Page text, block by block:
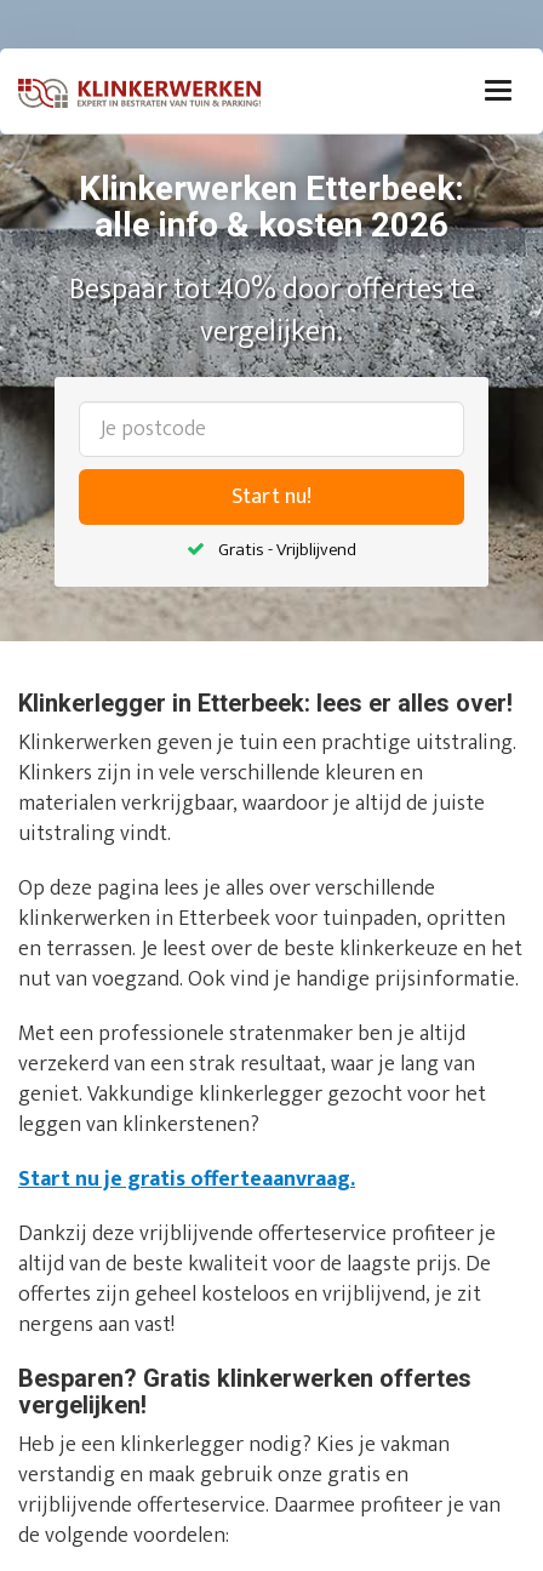
Klinkerwerken Etterbeek:
alle info & kosten 2026
Bespaar tot 40% door offertes te
vergelijken.
Start nu!
Gratis - Vrijblijvend
Klinkerlegger in Etterbeek: lees er alles over!
Klinkerwerken geven je tuin een prachtige uitstraling.
Klinkers zijn in vele verschillende kleuren en
materialen verkrijgbaar, waardoor je altijd de juiste
uitstraling vindt.
Op deze pagina lees je alles over verschillende
klinkerwerken in Etterbeek voor tuinpaden, opritten
en terrassen. Je leest over de beste klinkerkeuze en het
nut van voegzand. Ook vind je handige prijsinformatie.
Met een professionele stratenmaker ben je altijd
verzekerd van een strak resultaat, waar je lang van
geniet. Vakkundige klinkerlegger gezocht voor het
leggen van klinkerstenen?
Start nu je gratis offerteaanvraag.
Dankzij deze vrijblijvende offerteservice profiteer je
altijd van de beste kwaliteit voor de laagste prijs. De
offertes zijn geheel kosteloos en vrijblijvend, je zit
nergens aan vast!
Besparen? Gratis klinkerwerken offertes
vergelijken!
Heb je een klinkerlegger nodig? Kies je vakman
verstandig en maak gebruik onze gratis en
vrijblijvende offerteservice. Daarmee profiteer je van
de volgende voordelen: